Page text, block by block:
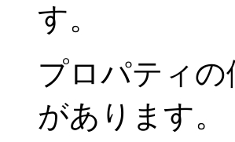
す。
プロパティの
があります